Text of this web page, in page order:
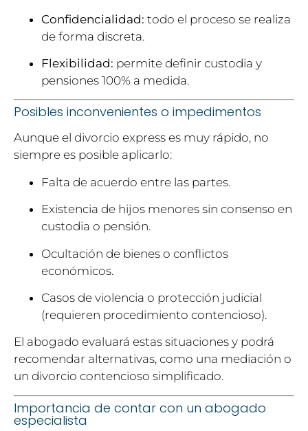
Confidencialidad: todo el proceso se realiza
de forma discreta.
Flexibilidad: permite definir custodia y
pensiones 100% a medida.
Posibles inconvenientes o impedimentos
Aunque el divorcio express es muy rápido, no
siempre es posible aplicarlo:
Falta de acuerdo entre las partes.
Existencia de hijos menores sin consenso en
custodia o pensión.
Ocultación de bienes o conflictos
económicos.
Casos de violencia o protección judicial
(requieren procedimiento contencioso).
El abogado evaluará estas situaciones y podrá
recomendar alternativas, como una mediación o
un divorcio contencioso simplificado.
Importancia de contar con un abogado
especialista